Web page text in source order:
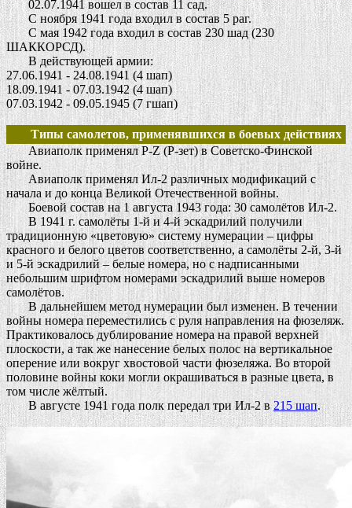
02.07.1941 вошел в состав 11 сад.
С ноября 1941 года входил в состав 5 раг.
С мая 1942 года входил в состав 230 шад (230
ШАККОРСД).
В действующей армии:
27.06.1941 - 24.08.1941 (4 шап)
18.09.1941 - 07.03.1942 (4 шап)
07.03.1942 - 09.05.1945 (7 гшап)
Типы самолетов, применявшихся в боевых действиях
Авиаполк применял Р-Z (Р-зет) в Советско-Финской
войне.
Авиаполк применял Ил-2 различных модификаций с
начала и до конца Великой Отечественной войны.
Боевой состав на 1 августа 1943 года: 30 самолётов Ил-2.
В 1941 г. самолёты 1-й и 4-й эскадрилий получили
традиционную «цветовую» систему нумерации – цифры
красного и белого цветов соответственно, а самолёты 2-й, 3-й
и 5-й эскадрилий – белые номера, но с надписанными
небольшим шрифтом номерами эскадрилий выше номеров
самолётов.
В дальнейшем метод нумерации был изменен. В течении
войны номера переместились с руля направления на фюзеляж.
Практиковалось дублирование номера на правой верхней
плоскости, а так же нанесение белых полос на вертикальное
оперение или вокруг хвостовой части фюзеляжа. Во второй
половине войны коки могли окрашиваться в разные цвета, в
том числе жёлтый.
В августе 1941 года полк передал три Ил-2 в215 шап.